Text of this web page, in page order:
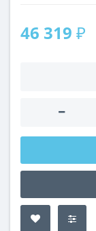
46 319 ₽